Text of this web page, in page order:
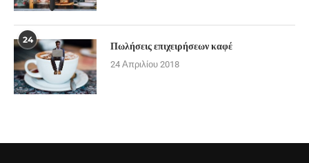
24 Πωλήσεις επιχειρήσεων καφέ
24 Απριλίου 2018